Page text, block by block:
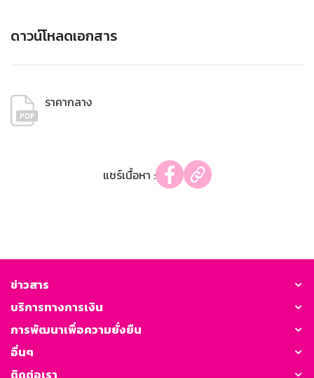
ดาวน์โหลดเอกสาร
ราคากลาง
แชร์เนื้อหา :
ข่าวสาร
บริการทางการเงิน
การพัฒนาเพื่อความยั่งยืน
อื่นๆ